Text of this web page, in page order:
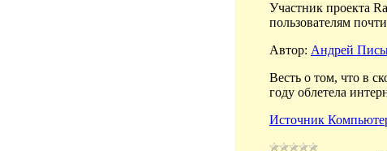
Участник проекта
пользователям
Автор: Андрей
Весть о том, что в
году облетела
Источник